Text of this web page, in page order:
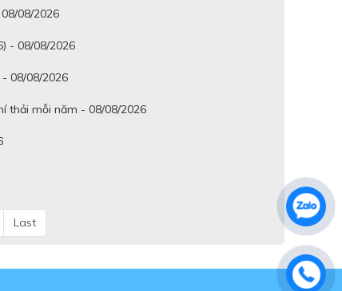
08/2026
- 08/08/2026
08/08/2026
thải mỗi năm - 08/08/2026
Last